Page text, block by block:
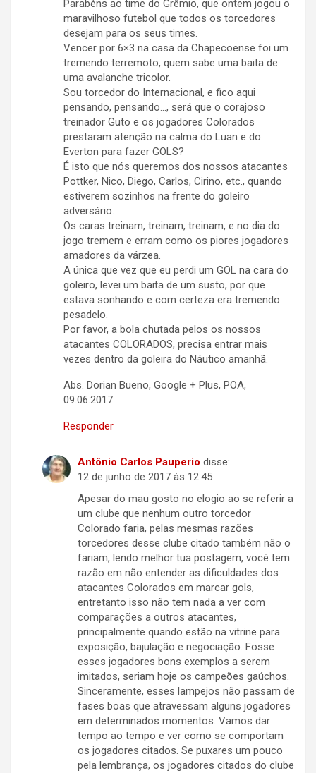
Parabéns ao time do Grêmio, que ontem jogou o
maravilhoso futebol que todos os torcedores
desejam para os seus times.
Vencer por 6×3 na casa da Chapecoense foi um
tremendo terremoto, quem sabe uma baita de
uma avalanche tricolor.
Sou torcedor do Internacional, e fico aqui
pensando, pensando…, será que o corajoso
treinador Guto e os jogadores Colorados
prestaram atenção na calma do Luan e do
Everton para fazer GOLS?
É isto que nós queremos dos nossos atacantes
Pottker, Nico, Diego, Carlos, Cirino, etc., quando
estiverem sozinhos na frente do goleiro
adversário.
Os caras treinam, treinam, treinam, e no dia do
jogo tremem e erram como os piores jogadores
amadores da várzea.
A única que vez que eu perdi um GOL na cara do
goleiro, levei um baita de um susto, por que
estava sonhando e com certeza era tremendo
pesadelo.
Por favor, a bola chutada pelos os nossos
atacantes COLORADOS, precisa entrar mais
vezes dentro da goleira do Náutico amanhã.
Abs. Dorian Bueno, Google + Plus, POA,
09.06.2017
Responder
Antônio Carlos Pauperio disse:
12 de junho de 2017 às 12:45
Apesar do mau gosto no elogio ao se referir a
um clube que nenhum outro torcedor
Colorado faria, pelas mesmas razões
torcedores desse clube citado também não o
fariam, lendo melhor tua postagem, você tem
razão em não entender as dificuldades dos
atacantes Colorados em marcar gols,
entretanto isso não tem nada a ver com
comparações a outros atacantes,
principalmente quando estão na vitrine para
exposição, bajulação e negociação. Fosse
esses jogadores bons exemplos a serem
imitados, seriam hoje os campeões gaúchos.
Sinceramente, esses lampejos não passam de
fases boas que atravessam alguns jogadores
em determinados momentos. Vamos dar
tempo ao tempo e ver como se comportam
os jogadores citados. Se puxares um pouco
pela lembrança, os jogadores citados do clube